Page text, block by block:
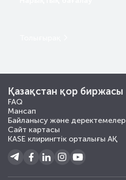
Қазақстан қор биржасы
FAQ
Мансап
Байланысу және деректемелер
Сайт картасы
KASE клирингтік орталығы АҚ